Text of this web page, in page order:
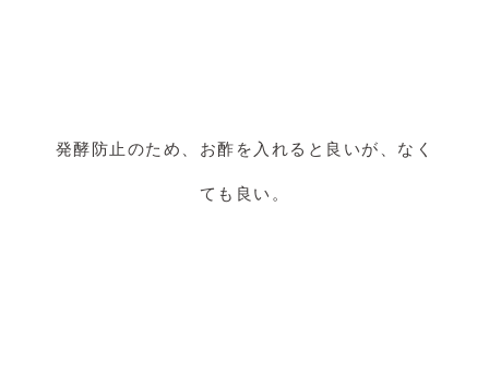
発酵防止のため、お酢を入れると良いが、なく
ても良い。